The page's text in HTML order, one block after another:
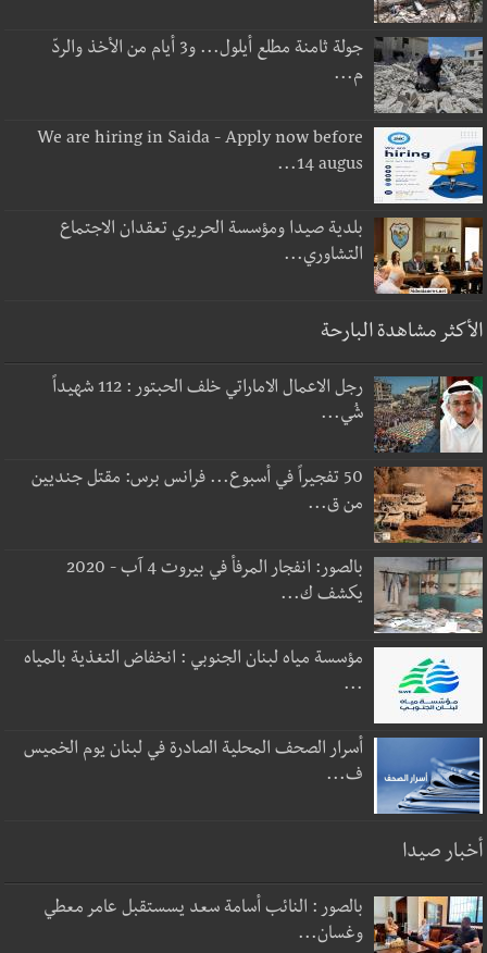
جولة ثامنة مطلع أيلول... و3 أيام من الأخذ والردّ
م...
We are hiring in Saida - Apply now before
14 augus...
بلدية صيدا ومؤسسة الحريري تعقدان الاجتماع
التشاوري...
الأكثر مشاهدة البارحة
رجل الاعمال الاماراتي خلف الحبتور : 112 شهيداً
شُي...
50 تفجيراً في أسبوع... فرانس برس: مقتل جنديين
من ق...
بالصور: انفجار المرفأ في بيروت 4 آب - 2020
يكشف ك...
مؤسسة مياه لبنان الجنوبي : انخفاض التغذية بالمياه
...
أسرار الصحف المحلية الصادرة في لبنان يوم الخميس
ف...
أخبار صيدا
بالصور : النائب أسامة سعد يسستقبل عامر معطي
وغسان...